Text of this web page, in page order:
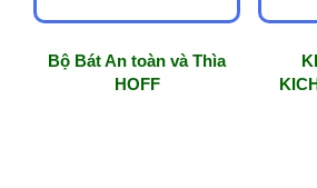
Bộ Bát An toàn và Thìa
HOFF